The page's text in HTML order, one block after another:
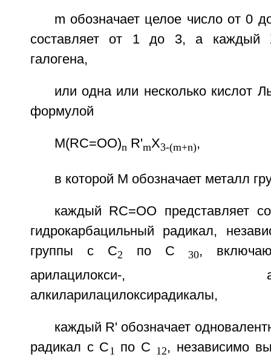
m обозначает целое число от 0
составляет от 1 до 3, а каждый
галогена,
или одна или несколько кислот
формулой
M(RC=OO)n R'mX3-(m+n),
в которой М обозначает металл
каждый RC=OO представляет
гидрокарбацильный радикал,
группы с С2 по С 30,
арилацилокси-,
алкиларилацилоксирадикалы,
каждый R' обозначает
радикал с C1 по С 12, независимо